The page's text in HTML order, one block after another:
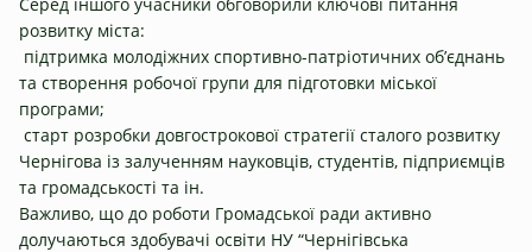
розвитку міста:
підтримка молодіжних спортивно-патріотичних об’єднань
та створення робочої групи для підготовки міської
програми;
старт розробки довгострокової стратегії сталого розвитку
Чернігова із залученням науковців, студентів, підприємців
та громадськості та ін.
Важливо, що до роботи Громадської ради активно
долучаються здобувачі освіти НУ “Чернігівська